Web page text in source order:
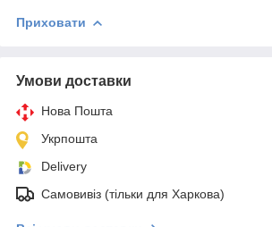
Приховати
Умови доставки
Нова Пошта
Укрпошта
Delivery
Самовивіз (тільки для Харкова)